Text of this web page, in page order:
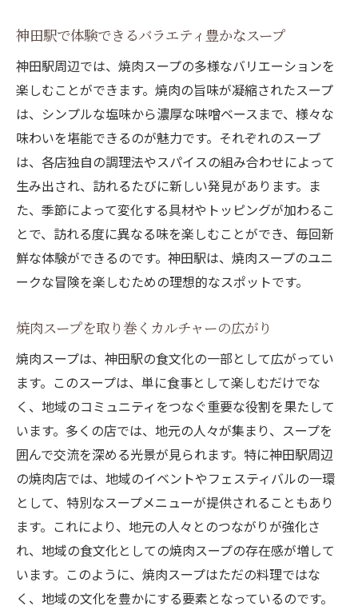
神田駅で体験できるバラエティ豊かなスープ
神田駅周辺では、焼肉スープの多様なバリエーションを
楽しむことができます。焼肉の旨味が凝縮されたスープ
は、シンプルな塩味から濃厚な味噌ベースまで、様々な
味わいを堪能できるのが魅力です。それぞれのスープ
は、各店独自の調理法やスパイスの組み合わせによって
生み出され、訪れるたびに新しい発見があります。ま
た、季節によって変化する具材やトッピングが加わるこ
とで、訪れる度に異なる味を楽しむことができ、毎回新
鮮な体験ができるのです。神田駅は、焼肉スープのユニ
ークな冒険を楽しむための理想的なスポットです。
焼肉スープを取り巻くカルチャーの広がり
焼肉スープは、神田駅の食文化の一部として広がってい
ます。このスープは、単に食事として楽しむだけでな
く、地域のコミュニティをつなぐ重要な役割を果たして
います。多くの店では、地元の人々が集まり、スープを
囲んで交流を深める光景が見られます。特に神田駅周辺
の焼肉店では、地域のイベントやフェスティバルの一環
として、特別なスープメニューが提供されることもあり
ます。これにより、地元の人々とのつながりが強化さ
れ、地域の食文化としての焼肉スープの存在感が増して
います。このように、焼肉スープはただの料理ではな
く、地域の文化を豊かにする要素となっているのです。